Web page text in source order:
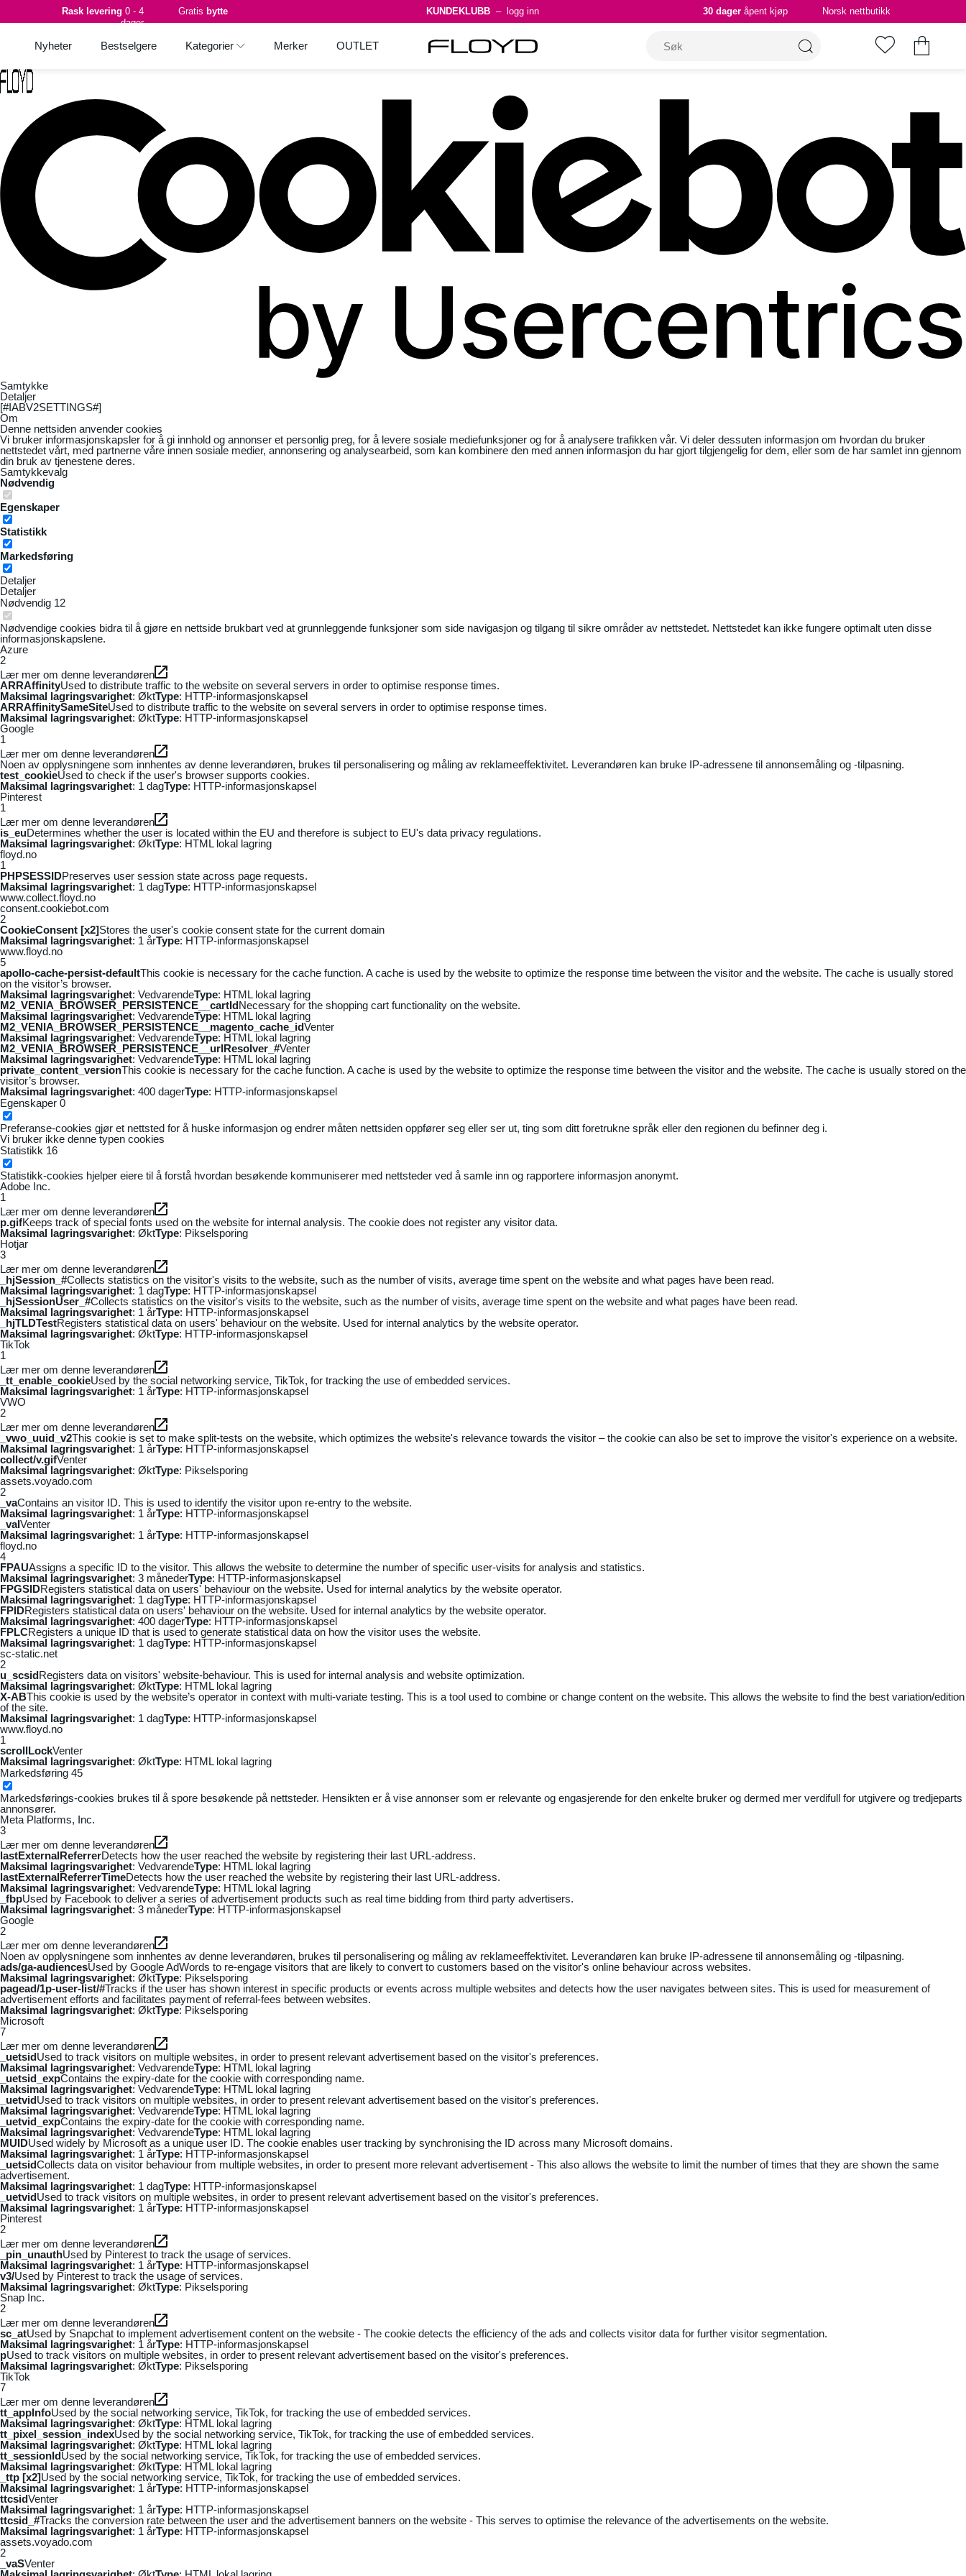
Samtykke
Detaljer
[#IABV2SETTINGS#]
Om
Denne nettsiden anvender cookies
Vi bruker informasjonskapsler for å gi innhold og annonser et personlig preg, for å levere sosiale mediefunksjoner og for å analysere trafikken vår. Vi deler dessuten informasjon om hvordan du bruker
nettstedet vårt, med partnerne våre innen sosiale medier, annonsering og analysearbeid, som kan kombinere den med annen informasjon du har gjort tilgjengelig for dem, eller som de har samlet inn gjennom
din bruk av tjenestene deres.
Samtykkevalg
Nødvendig
Egenskaper
Statistikk
Markedsføring
Detaljer
Detaljer
Nødvendig 12
Nødvendige cookies bidra til å gjøre en nettside brukbart ved at grunnleggende funksjoner som side navigasjon og tilgang til sikre områder av nettstedet. Nettstedet kan ikke fungere optimalt uten disse
informasjonskapslene.
Azure
2
Lær mer om denne leverandøren
ARRAffinityUsed to distribute traffic to the website on several servers in order to optimise response times.
Maksimal lagringsvarighet: ØktType: HTTP-informasjonskapsel
ARRAffinitySameSiteUsed to distribute traffic to the website on several servers in order to optimise response times.
Maksimal lagringsvarighet: ØktType: HTTP-informasjonskapsel
Google
1
Lær mer om denne leverandøren
Noen av opplysningene som innhentes av denne leverandøren, brukes til personalisering og måling av reklameeffektivitet. Leverandøren kan bruke IP-adressene til annonsemåling og -tilpasning.
test_cookieUsed to check if the user's browser supports cookies.
Maksimal lagringsvarighet: 1 dagType: HTTP-informasjonskapsel
Pinterest
1
Lær mer om denne leverandøren
is_euDetermines whether the user is located within the EU and therefore is subject to EU's data privacy regulations.
Maksimal lagringsvarighet: ØktType: HTML lokal lagring
floyd.no
1
PHPSESSIDPreserves user session state across page requests.
Maksimal lagringsvarighet: 1 dagType: HTTP-informasjonskapsel
www.collect.floyd.no
consent.cookiebot.com
2
CookieConsent [x2]Stores the user's cookie consent state for the current domain
Maksimal lagringsvarighet: 1 årType: HTTP-informasjonskapsel
www.floyd.no
5
apollo-cache-persist-defaultThis cookie is necessary for the cache function. A cache is used by the website to optimize the response time between the visitor and the website. The cache is usually stored
on the visitor’s browser.
Maksimal lagringsvarighet: VedvarendeType: HTML lokal lagring
M2_VENIA_BROWSER_PERSISTENCE__cartIdNecessary for the shopping cart functionality on the website.
Maksimal lagringsvarighet: VedvarendeType: HTML lokal lagring
M2_VENIA_BROWSER_PERSISTENCE__magento_cache_idVenter
Maksimal lagringsvarighet: VedvarendeType: HTML lokal lagring
M2_VENIA_BROWSER_PERSISTENCE__urlResolver_#Venter
Maksimal lagringsvarighet: VedvarendeType: HTML lokal lagring
private_content_versionThis cookie is necessary for the cache function. A cache is used by the website to optimize the response time between the visitor and the website. The cache is usually stored on the
visitor’s browser.
Maksimal lagringsvarighet: 400 dagerType: HTTP-informasjonskapsel
Egenskaper 0
Preferanse-cookies gjør et nettsted for å huske informasjon og endrer måten nettsiden oppfører seg eller ser ut, ting som ditt foretrukne språk eller den regionen du befinner deg i.
Vi bruker ikke denne typen cookies
Statistikk 16
Statistikk-cookies hjelper eiere til å forstå hvordan besøkende kommuniserer med nettsteder ved å samle inn og rapportere informasjon anonymt.
Adobe Inc.
1
Lær mer om denne leverandøren
p.gifKeeps track of special fonts used on the website for internal analysis. The cookie does not register any visitor data.
Maksimal lagringsvarighet: ØktType: Pikselsporing
Hotjar
3
Lær mer om denne leverandøren
_hjSession_#Collects statistics on the visitor's visits to the website, such as the number of visits, average time spent on the website and what pages have been read.
Maksimal lagringsvarighet: 1 dagType: HTTP-informasjonskapsel
_hjSessionUser_#Collects statistics on the visitor's visits to the website, such as the number of visits, average time spent on the website and what pages have been read.
Maksimal lagringsvarighet: 1 årType: HTTP-informasjonskapsel
_hjTLDTestRegisters statistical data on users' behaviour on the website. Used for internal analytics by the website operator.
Maksimal lagringsvarighet: ØktType: HTTP-informasjonskapsel
TikTok
1
Lær mer om denne leverandøren
_tt_enable_cookieUsed by the social networking service, TikTok, for tracking the use of embedded services.
Maksimal lagringsvarighet: 1 årType: HTTP-informasjonskapsel
VWO
2
Lær mer om denne leverandøren
_vwo_uuid_v2This cookie is set to make split-tests on the website, which optimizes the website's relevance towards the visitor – the cookie can also be set to improve the visitor's experience on a website.
Maksimal lagringsvarighet: 1 årType: HTTP-informasjonskapsel
collect/v.gifVenter
Maksimal lagringsvarighet: ØktType: Pikselsporing
assets.voyado.com
2
_vaContains an visitor ID. This is used to identify the visitor upon re-entry to the website.
Maksimal lagringsvarighet: 1 årType: HTTP-informasjonskapsel
_vaIVenter
Maksimal lagringsvarighet: 1 årType: HTTP-informasjonskapsel
floyd.no
4
FPAUAssigns a specific ID to the visitor. This allows the website to determine the number of specific user-visits for analysis and statistics.
Maksimal lagringsvarighet: 3 månederType: HTTP-informasjonskapsel
FPGSIDRegisters statistical data on users' behaviour on the website. Used for internal analytics by the website operator.
Maksimal lagringsvarighet: 1 dagType: HTTP-informasjonskapsel
FPIDRegisters statistical data on users' behaviour on the website. Used for internal analytics by the website operator.
Maksimal lagringsvarighet: 400 dagerType: HTTP-informasjonskapsel
FPLCRegisters a unique ID that is used to generate statistical data on how the visitor uses the website.
Maksimal lagringsvarighet: 1 dagType: HTTP-informasjonskapsel
sc-static.net
2
u_scsidRegisters data on visitors' website-behaviour. This is used for internal analysis and website optimization.
Maksimal lagringsvarighet: ØktType: HTML lokal lagring
X-ABThis cookie is used by the website’s operator in context with multi-variate testing. This is a tool used to combine or change content on the website. This allows the website to find the best variation/edition
of the site.
Maksimal lagringsvarighet: 1 dagType: HTTP-informasjonskapsel
www.floyd.no
1
scrollLockVenter
Maksimal lagringsvarighet: ØktType: HTML lokal lagring
Markedsføring 45
Markedsførings-cookies brukes til å spore besøkende på nettsteder. Hensikten er å vise annonser som er relevante og engasjerende for den enkelte bruker og dermed mer verdifull for utgivere og tredjeparts
annonsører.
Meta Platforms, Inc.
3
Lær mer om denne leverandøren
lastExternalReferrerDetects how the user reached the website by registering their last URL-address.
Maksimal lagringsvarighet: VedvarendeType: HTML lokal lagring
lastExternalReferrerTimeDetects how the user reached the website by registering their last URL-address.
Maksimal lagringsvarighet: VedvarendeType: HTML lokal lagring
_fbpUsed by Facebook to deliver a series of advertisement products such as real time bidding from third party advertisers.
Maksimal lagringsvarighet: 3 månederType: HTTP-informasjonskapsel
Google
2
Lær mer om denne leverandøren
Noen av opplysningene som innhentes av denne leverandøren, brukes til personalisering og måling av reklameeffektivitet. Leverandøren kan bruke IP-adressene til annonsemåling og -tilpasning.
ads/ga-audiencesUsed by Google AdWords to re-engage visitors that are likely to convert to customers based on the visitor's online behaviour across websites.
Maksimal lagringsvarighet: ØktType: Pikselsporing
pagead/1p-user-list/#Tracks if the user has shown interest in specific products or events across multiple websites and detects how the user navigates between sites. This is used for measurement of
advertisement efforts and facilitates payment of referral-fees between websites.
Maksimal lagringsvarighet: ØktType: Pikselsporing
Microsoft
7
Lær mer om denne leverandøren
_uetsidUsed to track visitors on multiple websites, in order to present relevant advertisement based on the visitor's preferences.
Maksimal lagringsvarighet: VedvarendeType: HTML lokal lagring
_uetsid_expContains the expiry-date for the cookie with corresponding name.
Maksimal lagringsvarighet: VedvarendeType: HTML lokal lagring
_uetvidUsed to track visitors on multiple websites, in order to present relevant advertisement based on the visitor's preferences.
Maksimal lagringsvarighet: VedvarendeType: HTML lokal lagring
_uetvid_expContains the expiry-date for the cookie with corresponding name.
Maksimal lagringsvarighet: VedvarendeType: HTML lokal lagring
MUIDUsed widely by Microsoft as a unique user ID. The cookie enables user tracking by synchronising the ID across many Microsoft domains.
Maksimal lagringsvarighet: 1 årType: HTTP-informasjonskapsel
_uetsidCollects data on visitor behaviour from multiple websites, in order to present more relevant advertisement - This also allows the website to limit the number of times that they are shown the same
advertisement.
Maksimal lagringsvarighet: 1 dagType: HTTP-informasjonskapsel
_uetvidUsed to track visitors on multiple websites, in order to present relevant advertisement based on the visitor's preferences.
Maksimal lagringsvarighet: 1 årType: HTTP-informasjonskapsel
Pinterest
2
Lær mer om denne leverandøren
_pin_unauthUsed by Pinterest to track the usage of services.
Maksimal lagringsvarighet: 1 årType: HTTP-informasjonskapsel
v3/Used by Pinterest to track the usage of services.
Maksimal lagringsvarighet: ØktType: Pikselsporing
Snap Inc.
2
Lær mer om denne leverandøren
sc_atUsed by Snapchat to implement advertisement content on the website - The cookie detects the efficiency of the ads and collects visitor data for further visitor segmentation.
Maksimal lagringsvarighet: 1 årType: HTTP-informasjonskapsel
pUsed to track visitors on multiple websites, in order to present relevant advertisement based on the visitor's preferences.
Maksimal lagringsvarighet: ØktType: Pikselsporing
TikTok
7
Lær mer om denne leverandøren
tt_appInfoUsed by the social networking service, TikTok, for tracking the use of embedded services.
Maksimal lagringsvarighet: ØktType: HTML lokal lagring
tt_pixel_session_indexUsed by the social networking service, TikTok, for tracking the use of embedded services.
Maksimal lagringsvarighet: ØktType: HTML lokal lagring
tt_sessionIdUsed by the social networking service, TikTok, for tracking the use of embedded services.
Maksimal lagringsvarighet: ØktType: HTML lokal lagring
_ttp [x2]Used by the social networking service, TikTok, for tracking the use of embedded services.
Maksimal lagringsvarighet: 1 årType: HTTP-informasjonskapsel
ttcsidVenter
Maksimal lagringsvarighet: 1 årType: HTTP-informasjonskapsel
ttcsid_#Tracks the conversion rate between the user and the advertisement banners on the website - This serves to optimise the relevance of the advertisements on the website.
Maksimal lagringsvarighet: 1 årType: HTTP-informasjonskapsel
assets.voyado.com
2
_vaSVenter
Rask levering 0 - 4
dager
Gratis bytte KUNDEKLUBB – logg inn 30 dager åpent kjøp Norsk nettbutikk
Nyheter Bestselgere Kategorier Merker OUTLET